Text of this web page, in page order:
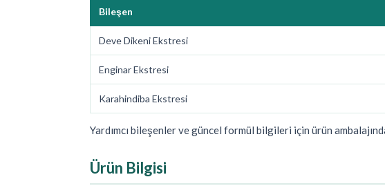
Bileşen
Deve Dikeni Ekstresi
Enginar Ekstresi
Karahindiba Ekstresi
Yardımcı bileşenler ve güncel formül bilgileri için ürün
Ürün Bilgisi